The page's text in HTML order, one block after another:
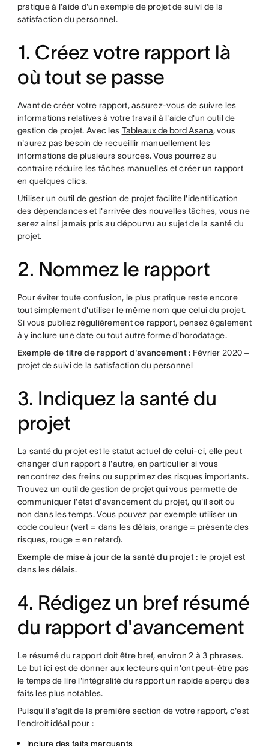
pratique à l'aide d'un exemple de projet de suivi de la
satisfaction du personnel.
1. Créez votre rapport là
où tout se passe
Avant de créer votre rapport, assurez-vous de suivre les
informations relatives à votre travail à l'aide d'un outil de
gestion de projet. Avec les Tableaux de bord Asana, vous
n'aurez pas besoin de recueillir manuellement les
informations de plusieurs sources. Vous pourrez au
contraire réduire les tâches manuelles et créer un rapport
en quelques clics.
Utiliser un outil de gestion de projet facilite l'identification
des dépendances et l'arrivée des nouvelles tâches, vous ne
serez ainsi jamais pris au dépourvu au sujet de la santé du
projet.
2. Nommez le rapport
Pour éviter toute confusion, le plus pratique reste encore
tout simplement d'utiliser le même nom que celui du projet.
Si vous publiez régulièrement ce rapport, pensez également
à y inclure une date ou tout autre forme d'horodatage.
Exemple de titre de rapport d'avancement : Février 2020 –
projet de suivi de la satisfaction du personnel
3. Indiquez la santé du
projet
La santé du projet est le statut actuel de celui-ci, elle peut
changer d'un rapport à l'autre, en particulier si vous
rencontrez des freins ou supprimez des risques importants.
Trouvez un outil de gestion de projetqui vous permette de
communiquer l'état d'avancement du projet, qu'il soit ou
non dans les temps. Vous pouvez par exemple utiliser un
code couleur (vert = dans les délais, orange = présente des
risques, rouge = en retard).
Exemple de mise à jour de la santé du projet : le projet est
dans les délais.
4. Rédigez un bref résumé
du rapport d'avancement
Le résumé du rapport doit être bref, environ 2 à 3 phrases.
Le but ici est de donner aux lecteurs qui n'ont peut-être pas
le temps de lire l'intégralité du rapport un rapide aperçu des
faits les plus notables.
Puisqu'il s'agit de la première section de votre rapport, c'est
l'endroit idéal pour :
Inclure des faits marquants